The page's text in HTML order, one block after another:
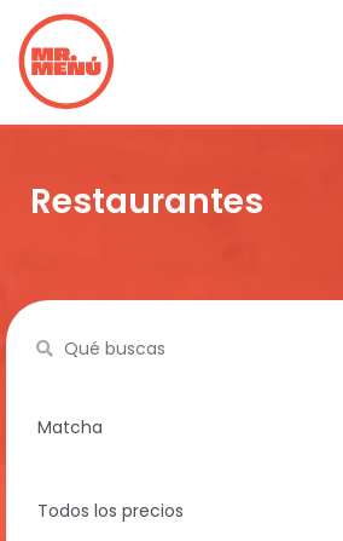
Restaurantes
Name
category
price